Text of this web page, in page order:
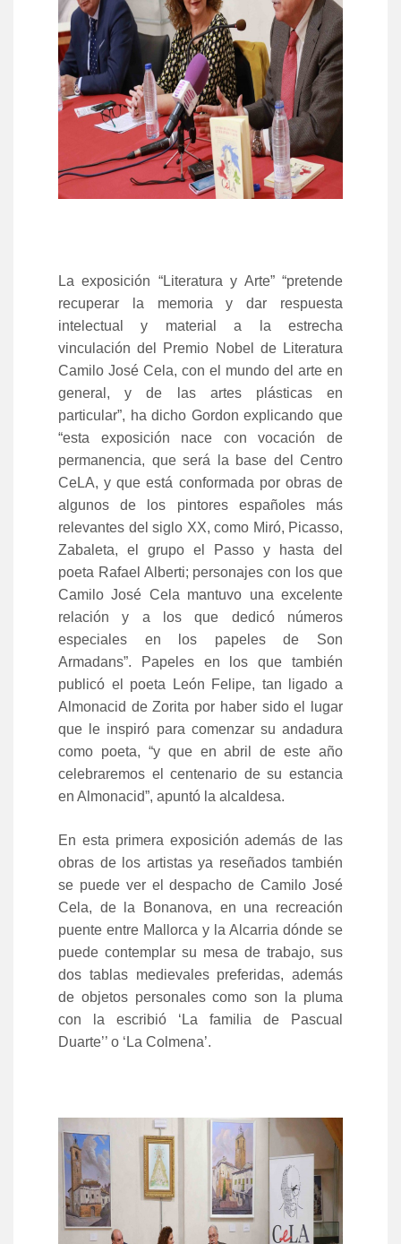
La exposición “Literatura y Arte” “pretende
recuperar la memoria y dar respuesta
intelectual y material a la estrecha
vinculación del Premio Nobel de Literatura
Camilo José Cela, con el mundo del arte en
general, y de las artes plásticas en
particular”, ha dicho Gordon explicando que
“esta exposición nace con vocación de
permanencia, que será la base del Centro
CeLA, y que está conformada por obras de
algunos de los pintores españoles más
relevantes del siglo XX, como Miró, Picasso,
Zabaleta, el grupo el Passo y hasta del
poeta Rafael Alberti; personajes con los que
Camilo José Cela mantuvo una excelente
relación y a los que dedicó números
especiales en los papeles de Son
Armadans”.
Papeles en los que también
publicó el poeta León Felipe, tan ligado a
Almonacid de Zorita por haber sido el lugar
que le inspiró para comenzar su andadura
como poeta, “y que en abril de este año
celebraremos el centenario de su estancia
en Almonacid”, apuntó la alcaldesa.
En esta primera exposición además de las
obras de los artistas ya reseñados también
se puede ver el despacho de Camilo José
Cela, de la Bonanova, en una recreación
puente entre Mallorca y la Alcarria dónde se
puede contemplar su mesa de trabajo, sus
dos tablas medievales preferidas, además
de objetos personales como son la pluma
con la escribió ‘La familia de Pascual
Duarte’’ o ‘La Colmena’.